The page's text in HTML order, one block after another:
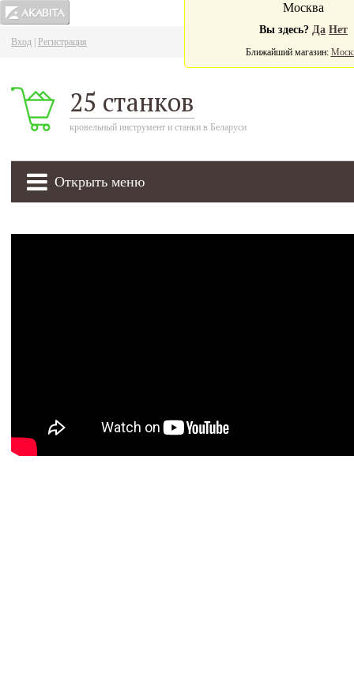
Вход Регистрация
25 станков
кровельный инструмент и станки в Беларуси
Открыть меню
Москва
Вы здесь? Да Нет
Ближайший магазин: